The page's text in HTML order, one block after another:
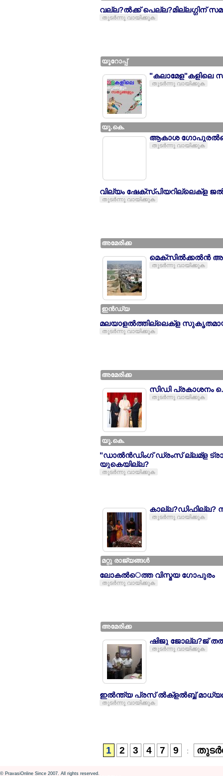
വല്ല?ല്‍ക്ക് പെല്ല?മില്ലഗ്ഗിന്
തുടര്‍ന്നു വായിക്കുക
യൂറോപ്പ്
തുടര്‍ന്നു വായിക്കുക
യൂ.കെ.
ആകാശ
തുടര്‍ന്നു വായിക്കുക
വില്യം ഷേക്സ്പിയറില്ലെക്ള
തുടര്‍ന്നു വായിക്കുക
അമേരിക്ക
മെക്സില്‍ക്കല്‍ന്‍
തുടര്‍ന്നു വായിക്കുക
ഇന്‍ഡ്യ
മലയാളല്‍ത്തില്ലെക്ള
തുടര്‍ന്നു വായിക്കുക
അമേരിക്ക
സിഡി പ്രകാശനം
തുടര്‍ന്നു വായിക്കുക
യൂ.കെ.
"ഡാല്‍ന്‍ഡിംഗ് ഡ്രംസ് ല്ലമ്ള
യുകെയില്ല?
തുടര്‍ന്നു വായിക്കുക
കാല്ല?ഡിഫില്ല?
തുടര്‍ന്നു വായിക്കുക
മറ്റു രാജ്യങ്ങള്‍
ലോകല്‍െത്ത വിസ്മയ ഗോപുരം
തുടര്‍ന്നു വായിക്കുക
അമേരിക്ക
ഷിജു ജോല്ല?ജ്
തുടര്‍ന്നു വായിക്കുക
ഇല്‍ന്ത്യ പ്രസ് ല്‍ക്ളല്‍ബ്ബ്
തുടര്‍ന്നു വായിക്കുക
1 2 3 4 7 9 :
© PravasiOnline Since 2007. All rights reserved.